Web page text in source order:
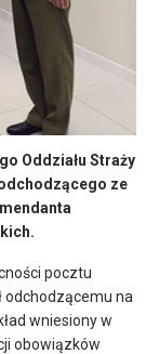
Oddziału Straży
ze
pocztu
odchodzącemu na
wniesiony w
obowiązków